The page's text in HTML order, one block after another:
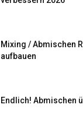
Mixing / Abmischen
aufbauen
Endlich! Abmischen